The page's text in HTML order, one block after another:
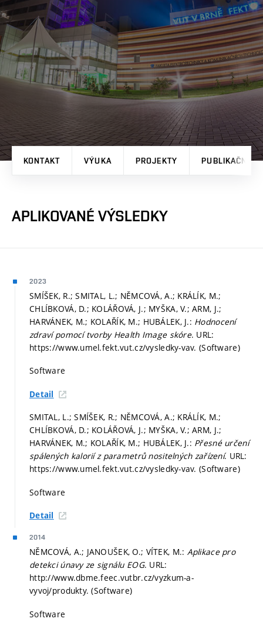
KONTAKT VÝUKA PROJEKTY PUBLIKAČNÍ
APLIKOVANÉ VÝSLEDKY
2023
SMÍŠEK, R.; SMITAL, L.; NĚMCOVÁ, A.; KRÁLÍK, M.;
CHLÍBKOVÁ, D.; KOLÁŘOVÁ, J.; MYŠKA, V.; ARM, J.;
HARVÁNEK, M.; KOLAŘÍK, M.; HUBÁLEK, J.: Hodnocení
zdraví pomocí tvorby Health Image skóre. URL:
https://www.umel.fekt.vut.cz/vysledky-vav. (Software)
Software
Detail
SMITAL, L.; SMÍŠEK, R.; NĚMCOVÁ, A.; KRÁLÍK, M.;
CHLÍBKOVÁ, D.; KOLÁŘOVÁ, J.; MYŠKA, V.; ARM, J.;
HARVÁNEK, M.; KOLAŘÍK, M.; HUBÁLEK, J.: Přesné určení
spálených kalorií z parametrů nositelných zařízení. URL:
https://www.umel.fekt.vut.cz/vysledky-vav. (Software)
Software
Detail
2014
NĚMCOVÁ, A.; JANOUŠEK, O.; VÍTEK, M.: Aplikace pro
detekci únavy ze signálu EOG. URL:
http://www.dbme.feec.vutbr.cz/vyzkum-a-
vyvoj/produkty. (Software)
Software